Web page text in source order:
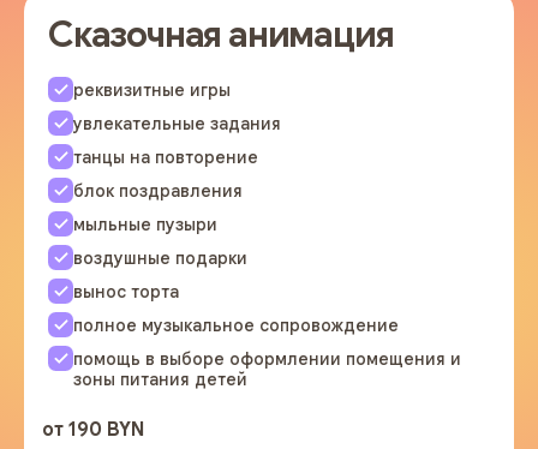
Сказочная анимация
реквизитные игры
увлекательные задания
танцы на повторение
блок поздравления
мыльные пузыри
воздушные подарки
вынос торта
полное музыкальное сопровождение
помощь в выборе оформлении помещения и
зоны питания детей
от 190 BYN